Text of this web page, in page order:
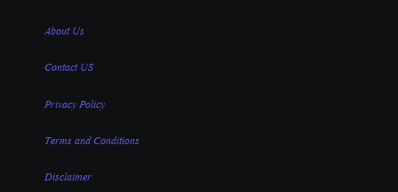
About Us
Contact US
Privacy Policy
Terms and Conditions
Disclaimer